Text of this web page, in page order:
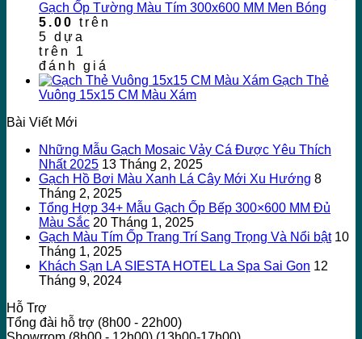
Gạch Ốp Tường Màu Tím 300x600 MM Men Bóng
5.00 trên
5 dựa
trên 1
đánh giá
Gạch Thẻ
Vuông 15x15 CM Màu Xám
Bài Viết Mới
Những Mẫu Gạch Mosaic Vảy Cá Được Yêu Thích
Nhất 2025 13 Tháng 2, 2025
Gạch Hồ Bơi Màu Xanh Lá Cây Mới Xu Hướng 8
Tháng 2, 2025
Tổng Hợp 34+ Mẫu Gạch Ốp Bếp 300×600 MM Đủ
Màu Sắc 20 Tháng 1, 2025
Gạch Màu Tím Ốp Trang Trí Sang Trọng Và Nổi bật 10
Tháng 1, 2025
Khách Sạn LA SIESTA HOTEL La Spa Sai Gon 12
Tháng 9, 2024
Hỗ Trợ
Tổng đài hỗ trợ (8h00 - 22h00)